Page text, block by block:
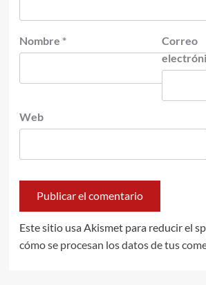
Nombre *
Correo
Web
Este sitio usa Akismet para reducir el
cómo se procesan los datos de tus